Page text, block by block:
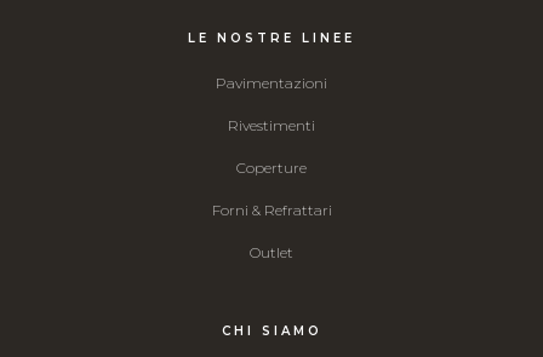
LE NOSTRE LINEE
Pavimentazioni
Rivestimenti
Coperture
Forni & Refrattari
Outlet
CHI SIAMO